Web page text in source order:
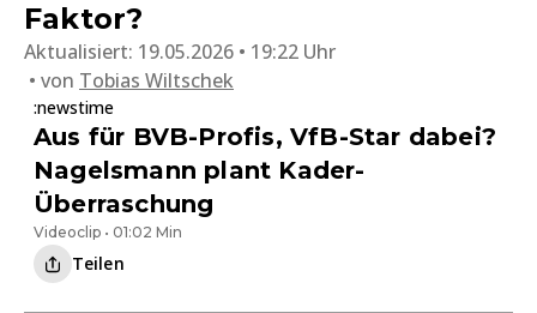
Faktor?
Aktualisiert: 19.05.2026 • 19:22 Uhr
von Tobias Wiltschek
:newstime
Aus für BVB-Profis, VfB-Star dabei?
Nagelsmann plant Kader-
Überraschung
Videoclip • 01:02 Min
Teilen